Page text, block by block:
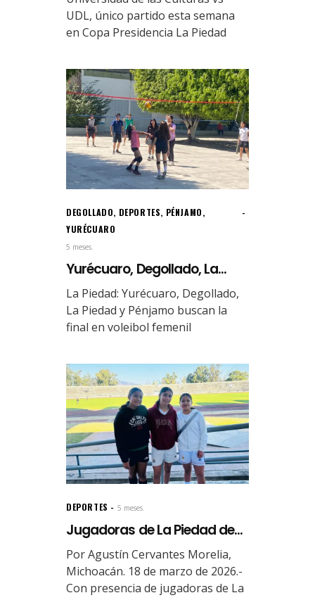
UDL, único partido esta semana
en Copa Presidencia La Piedad
DEGOLLADO, DEPORTES, PÉNJAMO,
YURÉCUARO
5 meses.
Yurécuaro, Degollado, La...
La Piedad: Yurécuaro, Degollado,
La Piedad y Pénjamo buscan la
final en voleibol femenil
DEPORTES 5 meses.
Jugadoras de La Piedad de...
Por Agustín Cervantes Morelia,
Michoacán. 18 de marzo de 2026.-
Con presencia de jugadoras de La